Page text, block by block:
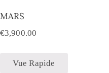
MARS
€3,900.00
Vue Rapide